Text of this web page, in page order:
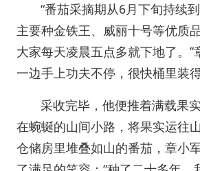
“番茄采摘期从6月下旬持续
主要种金铁王、威丽十号等优质
大家每天凌晨五点多就下地了。”
一边手上功夫不停，很快桶里装得
采收完毕，他便推着满载果
在蜿蜒的山间小路，将果实运往
仓储房里堆叠如山的番茄，章小